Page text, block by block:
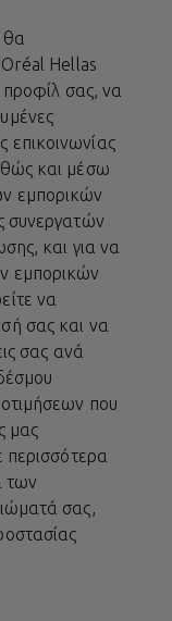
θα
Hellas
προφίλ σας, να
και μέσω
εμπορικών
συνεργατών
και για να
εμπορικών
να
σας και να
σας ανά
που
μας
περισσότερα
των
σας,